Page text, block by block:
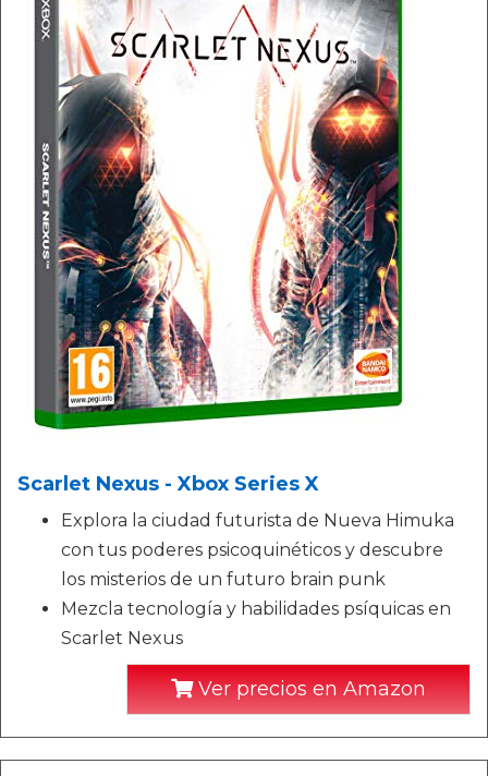
Scarlet Nexus - Xbox Series X
Explora la ciudad futurista de Nueva Himuka
con tus poderes psicoquinéticos y descubre
los misterios de un futuro brain punk
Mezcla tecnología y habilidades psíquicas en
Scarlet Nexus
Ver precios en Amazon